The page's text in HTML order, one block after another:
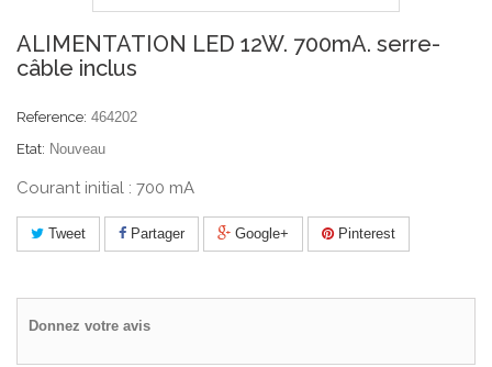
ALIMENTATION LED 12W. 700mA. serre-
câble inclus
Reference: 464202
Etat: Nouveau
Courant initial : 700 mA
Tweet Partager Google+ Pinterest
Donnez votre avis